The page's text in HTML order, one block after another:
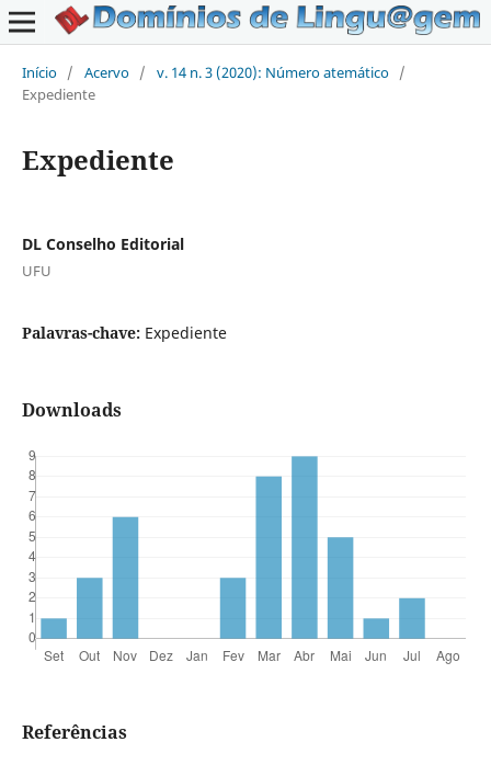
Início / Acervo / v. 14 n. 3 (2020): Número atemático /
Expediente
Expediente
DL Conselho Editorial
UFU
Palavras-chave: Expediente
Downloads
Referências